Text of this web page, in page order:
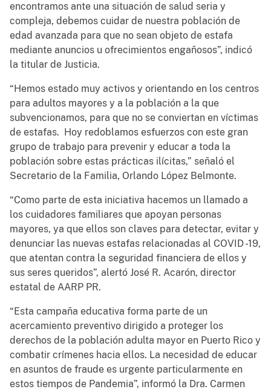
encontramos ante una situación de salud seria y
compleja, debemos cuidar de nuestra población de
edad avanzada para que no sean objeto de estafa
mediante anuncios u ofrecimientos engañosos”, indicó
la titular de Justicia.
“Hemos estado muy activos y orientando en los centros
para adultos mayores y a la población a la que
subvencionamos, para que no se conviertan en víctimas
de estafas. Hoy redoblamos esfuerzos con este gran
grupo de trabajo para prevenir y educar a toda la
población sobre estas prácticas ilícitas,” señaló el
Secretario de la Familia, Orlando López Belmonte.
“Como parte de esta iniciativa hacemos un llamado a
los cuidadores familiares que apoyan personas
mayores, ya que ellos son claves para detectar, evitar y
denunciar las nuevas estafas relacionadas al COVID -19,
que atentan contra la seguridad financiera de ellos y
sus seres queridos”, alertó José R. Acarón, director
estatal de AARP PR.
“Esta campaña educativa forma parte de un
acercamiento preventivo dirigido a proteger los
derechos de la población adulta mayor en Puerto Rico y
combatir crímenes hacia ellos. La necesidad de educar
en asuntos de fraude es urgente particularmente en
estos tiempos de Pandemia”, informó la Dra. Carmen